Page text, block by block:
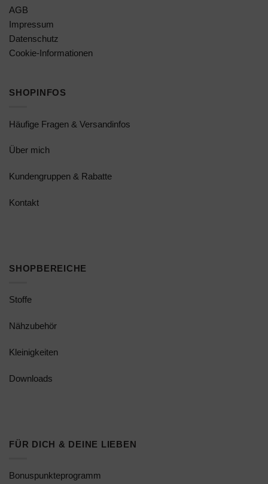
AGB
Impressum
Datenschutz
Cookie-Informationen
SHOPINFOS
Häufige Fragen & Versandinfos
Über mich
Kundengruppen & Rabatte
Kontakt
SHOPBEREICHE
Stoffe
Nähzubehör
Kleinigkeiten
Downloads
FÜR DICH & DEINE LIEBEN
Bonuspunkteprogramm